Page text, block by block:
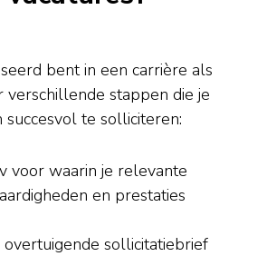
bent in een carrière als
verschillende stappen die je
te solliciteren:
voor waarin je relevante
en prestaties
overtuigende sollicitatiebrief